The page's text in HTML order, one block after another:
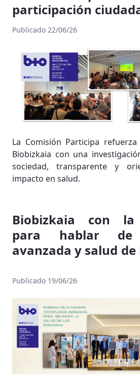
participación
Publicado 22/06/26
La Comisión Participa
Biobizkaia con una
sociedad, transparente y
impacto en salud.
Biobizkaia con la
para hablar de
avanzada y salud de
Publicado 19/06/26